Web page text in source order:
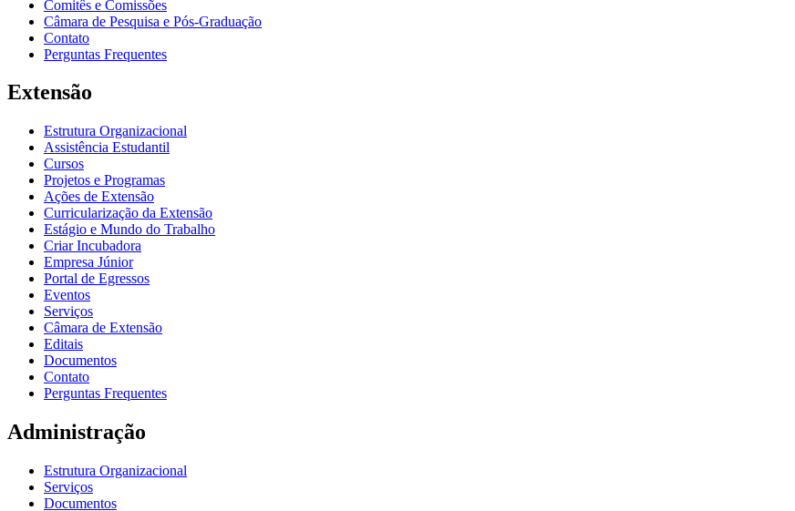
Comitês e Comissões
Câmara de Pesquisa e Pós-Graduação
Contato
Perguntas Frequentes
Extensão
Estrutura Organizacional
Assistência Estudantil
Cursos
Projetos e Programas
Ações de Extensão
Curricularização da Extensão
Estágio e Mundo do Trabalho
Criar Incubadora
Empresa Júnior
Portal de Egressos
Eventos
Serviços
Câmara de Extensão
Editais
Documentos
Contato
Perguntas Frequentes
Administração
Estrutura Organizacional
Serviços
Documentos